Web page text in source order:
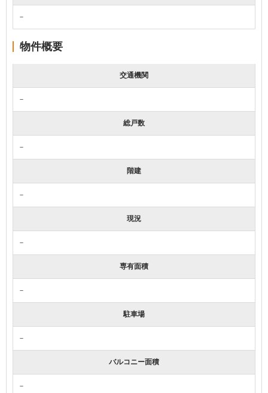
－
物件概要
交通機関
－
総戸数
－
階建
－
現況
－
専有面積
－
駐車場
－
バルコニー面積
－